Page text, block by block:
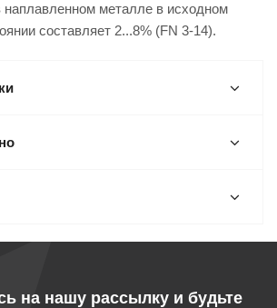
металле в исходном
составляет 2...8% (FN 3-14).
на нашу рассылку и будьте